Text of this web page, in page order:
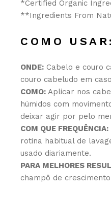
*Certified Organic
**Ingredients From
COMO USAR:
ONDE: Cabelo e couro
couro cabeludo em
COMO: Aplicar nos
húmidos com
deixar agir por pelo
COM QUE FREQUÊNCIA:
rotina habitual de
usado diariamente.
PARA MELHORES
champô de